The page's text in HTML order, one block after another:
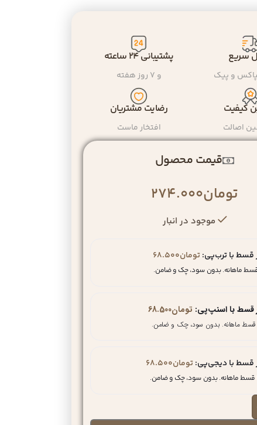
سریع
و پیک
پشتیبانی ۲۴ ساعته
و ۷ روز هفته
کیفیت
اصالت
رضایت مشتریان
افتخار ماست
قیمت محصول
تومان274.000
موجود در انبار
قسط با ترب‌پی:تومان68.500
قسط با اسنپ‌پی: تومان68.500
قسط با دیجی‌پی:تومان68.500